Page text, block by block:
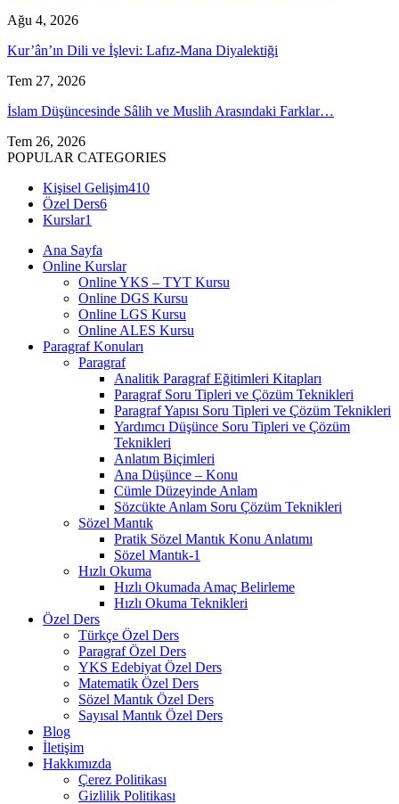
Ağu 4, 2026
Kur’ân’ın Dili ve İşlevi: Lafız-Mana Diyalektiği
Tem 27, 2026
İslam Düşüncesinde Sâlih ve Muslih Arasındaki Farklar…
Tem 26, 2026
POPULAR CATEGORIES
Kişisel Gelişim410
Özel Ders6
Kurslar1
Ana Sayfa
Online Kurslar
Online YKS – TYT Kursu
Online DGS Kursu
Online LGS Kursu
Online ALES Kursu
Paragraf Konuları
Paragraf
Analitik Paragraf Eğitimleri Kitapları
Paragraf Soru Tipleri ve Çözüm Teknikleri
Paragraf Yapısı Soru Tipleri ve Çözüm Teknikleri
Yardımcı Düşünce Soru Tipleri ve Çözüm
Teknikleri
Anlatım Biçimleri
Ana Düşünce – Konu
Cümle Düzeyinde Anlam
Sözcükte Anlam Soru Çözüm Teknikleri
Sözel Mantık
Pratik Sözel Mantık Konu Anlatımı
Sözel Mantık-1
Hızlı Okuma
Hızlı Okumada Amaç Belirleme
Hızlı Okuma Teknikleri
Özel Ders
Türkçe Özel Ders
Paragraf Özel Ders
YKS Edebiyat Özel Ders
Matematik Özel Ders
Sözel Mantık Özel Ders
Sayısal Mantık Özel Ders
Blog
İletişim
Hakkımızda
Çerez Politikası
Gizlilik Politikası